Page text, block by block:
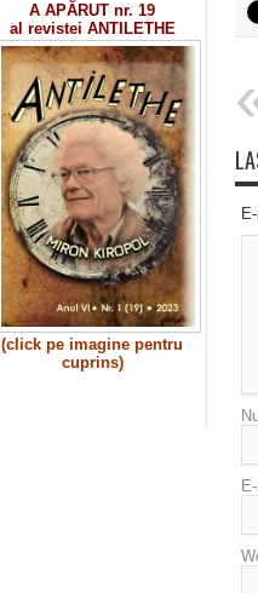
A APĂRUT nr. 19
al revistei ANTILETHE
(click pe imagine pentru
cuprins)